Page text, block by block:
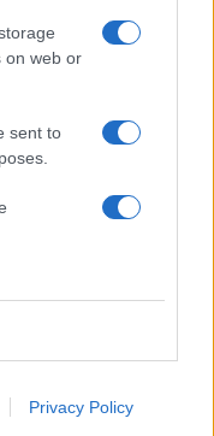
on web or
sent to
Privacy Policy
Ολυμπιακό και
πρωτάθλημα